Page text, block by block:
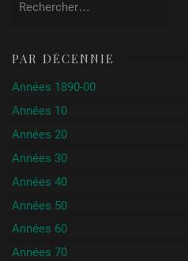
PAR DÉCENNIE
Années 1890-00
Années 10
Années 20
Années 30
Années 40
Années 50
Années 60
Années 70